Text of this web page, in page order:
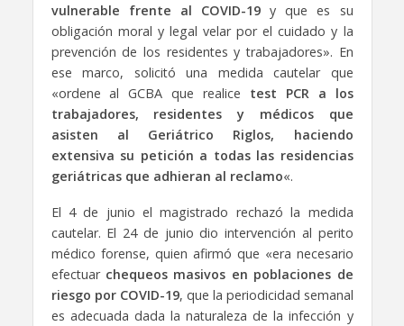
vulnerable frente al COVID-19y que es su
obligación moral y legal velar por el cuidado y la
prevención de los residentes y trabajadores». En
ese marco, solicitó una medida cautelar que
«ordene al GCBA que realice test PCR a los
trabajadores, residentes y médicos que
asisten al Geriátrico Riglos, haciendo
extensiva su petición a todas las residencias
geriátricas que adhieran al reclamo«.
El 4 de junio el magistrado rechazó la medida
cautelar. El 24 de junio dio intervención al perito
médico forense, quien afirmó que «era necesario
efectuar chequeos masivos en poblaciones de
riesgo por COVID-19, que la periodicidad semanal
es adecuada dada la naturaleza de la infección y